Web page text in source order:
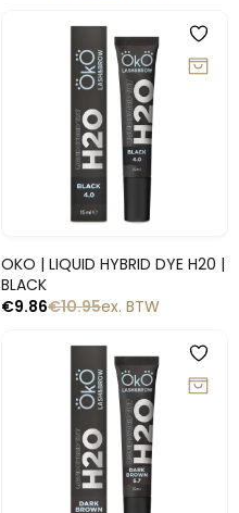
OKO | LIQUID HYBRID DYE H20 |
BLACK
€10.95
€9.86 ex. BTW